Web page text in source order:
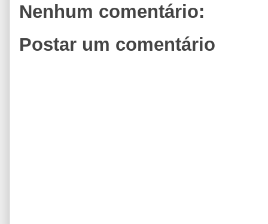
Nenhum comentário:
Postar um comentário